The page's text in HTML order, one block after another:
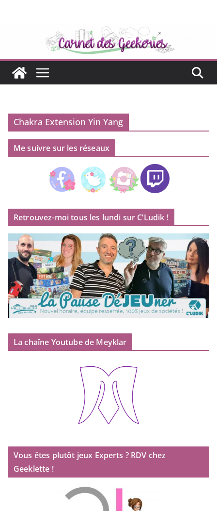
Chakra Extension Yin Yang
Me suivre sur les réseaux
Retrouvez-moi tous les lundi sur C’Ludik !
La chaîne Youtube de Meyklar
Vous êtes plutôt jeux Experts ? RDV chez
Geeklette !